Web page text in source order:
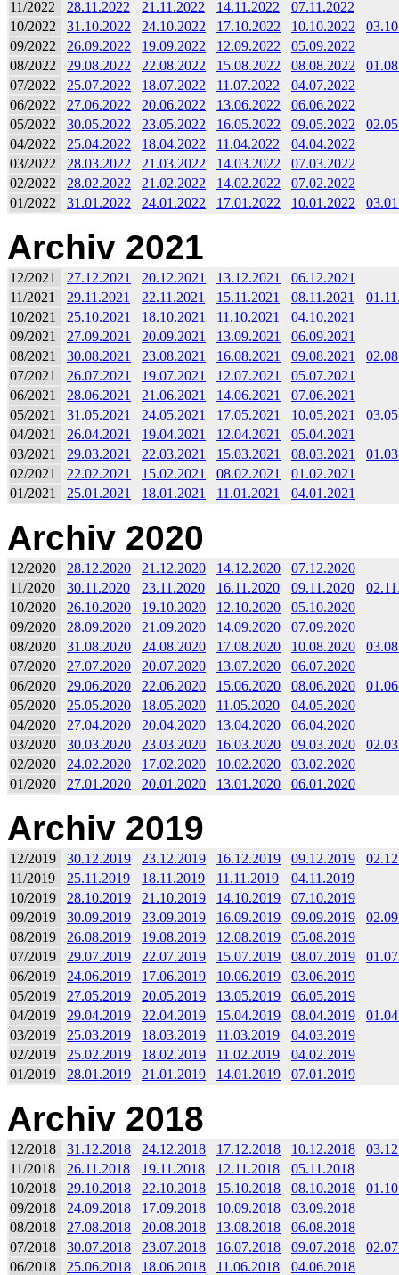
11/2022 28.11.2022 21.11.2022 14.11.2022
07.11.2022
10/2022
31.10.2022 24.10.2022 17.10.2022 10.10.2022
09/2022
26.09.2022 19.09.2022 12.09.2022
05.09.2022
08/2022
29.08.2022 22.08.2022 15.08.2022 08.08.2022
07/2022
25.07.2022 18.07.2022 11.07.2022
04.07.2022
06/2022
27.06.2022 20.06.2022 13.06.2022
06.06.2022
05/2022
30.05.2022 23.05.2022 16.05.2022 09.05.2022
04/2022
25.04.2022 18.04.2022 11.04.2022
04.04.2022
03/2022
28.03.2022 21.03.2022 14.03.2022
07.03.2022
02/2022
28.02.2022 21.02.2022 14.02.2022
07.02.2022
01/2022
31.01.2022 24.01.2022 17.01.2022 10.01.2022
Archiv 2021
12/2021 27.12.2021 20.12.2021 13.12.2021
06.12.2021
11/2021
29.11.2021 22.11.2021 15.11.2021 08.11.2021
10/2021
25.10.2021 18.10.2021 11.10.2021
04.10.2021
09/2021
27.09.2021 20.09.2021 13.09.2021
06.09.2021
08/2021
30.08.2021 23.08.2021 16.08.2021 09.08.2021
07/2021
26.07.2021 19.07.2021 12.07.2021
05.07.2021
06/2021
28.06.2021 21.06.2021 14.06.2021
07.06.2021
05/2021
31.05.2021 24.05.2021 17.05.2021 10.05.2021
04/2021
26.04.2021 19.04.2021 12.04.2021
05.04.2021
03/2021
29.03.2021 22.03.2021 15.03.2021 08.03.2021
02/2021
22.02.2021 15.02.2021 08.02.2021
01.02.2021
01/2021
25.01.2021 18.01.2021 11.01.2021 04.01.2021
Archiv 2020
12/2020 28.12.2020 21.12.2020 14.12.2020
07.12.2020
11/2020
30.11.2020 23.11.2020 16.11.2020 09.11.2020
10/2020
26.10.2020 19.10.2020 12.10.2020
05.10.2020
09/2020
28.09.2020 21.09.2020 14.09.2020
07.09.2020
08/2020
31.08.2020 24.08.2020 17.08.2020 10.08.2020
07/2020
27.07.2020 20.07.2020 13.07.2020
06.07.2020
06/2020
29.06.2020 22.06.2020 15.06.2020 08.06.2020
05/2020
25.05.2020 18.05.2020 11.05.2020
04.05.2020
04/2020
27.04.2020 20.04.2020 13.04.2020
06.04.2020
03/2020
30.03.2020 23.03.2020 16.03.2020 09.03.2020
02/2020
24.02.2020 17.02.2020 10.02.2020
03.02.2020
01/2020
27.01.2020 20.01.2020 13.01.2020 06.01.2020
Archiv 2019
12/2019 30.12.2019 23.12.2019 16.12.2019 09.12.2019
11/2019
25.11.2019 18.11.2019 11.11.2019
04.11.2019
10/2019
28.10.2019 21.10.2019 14.10.2019
07.10.2019
09/2019
30.09.2019 23.09.2019 16.09.2019 09.09.2019
08/2019
26.08.2019 19.08.2019 12.08.2019
05.08.2019
07/2019
29.07.2019 22.07.2019 15.07.2019 08.07.2019
06/2019
24.06.2019 17.06.2019 10.06.2019
03.06.2019
05/2019
27.05.2019 20.05.2019 13.05.2019
06.05.2019
04/2019
29.04.2019 22.04.2019 15.04.2019 08.04.2019
03/2019
25.03.2019 18.03.2019 11.03.2019
04.03.2019
02/2019
25.02.2019 18.02.2019 11.02.2019
04.02.2019
01/2019
28.01.2019 21.01.2019 14.01.2019 07.01.2019
Archiv 2018
12/2018 31.12.2018 24.12.2018 17.12.2018 10.12.2018
11/2018
26.11.2018 19.11.2018 12.11.2018
05.11.2018
10/2018
29.10.2018 22.10.2018 15.10.2018 08.10.2018
09/2018
24.09.2018 17.09.2018 10.09.2018
03.09.2018
08/2018
27.08.2018 20.08.2018 13.08.2018
06.08.2018
07/2018
30.07.2018 23.07.2018 16.07.2018 09.07.2018
06/2018
25.06.2018 18.06.2018 11.06.2018
04.06.2018